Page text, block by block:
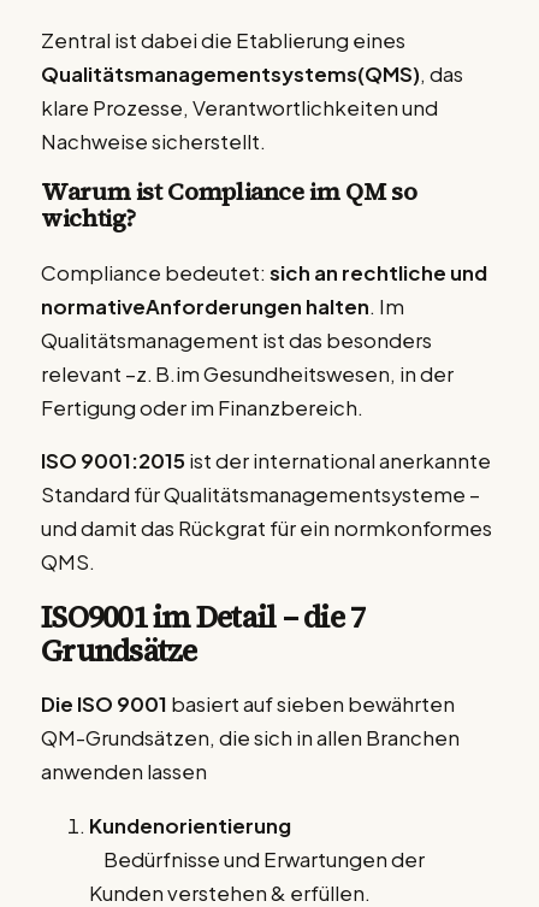
Zentral ist dabei die Etablierung eines
Qualitätsmanagementsystems(QMS), das
klare Prozesse, Verantwortlichkeiten und
Nachweise sicherstellt.
Warum ist Compliance im QM so
wichtig?
Compliance bedeutet: sich an rechtliche und
normativeAnforderungen halten. Im
Qualitätsmanagement ist das besonders
relevant –z. B.im Gesundheitswesen, in der
Fertigung oder im Finanzbereich.
ISO 9001:2015 ist der international anerkannte
Standard für Qualitätsmanagementsysteme –
und damit das Rückgrat für ein normkonformes
QMS.
ISO9001 im Detail – die 7
Grundsätze
Die ISO 9001 basiert auf sieben bewährten
QM-Grundsätzen, die sich in allen Branchen
anwenden lassen
Kundenorientierung
Bedürfnisse und Erwartungen der
Kunden verstehen & erfüllen.